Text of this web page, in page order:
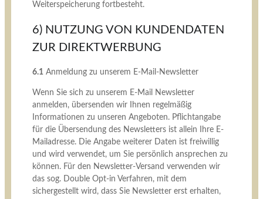
Weiterspeicherung fortbesteht.
6) NUTZUNG VON KUNDENDATEN
ZUR DIREKTWERBUNG
6.1Anmeldung zu unserem E-Mail-Newsletter
Wenn Sie sich zu unserem E-Mail Newsletter
anmelden, übersenden wir Ihnen regelmäßig
Informationen zu unseren Angeboten. Pflichtangabe
für die Übersendung des Newsletters ist allein Ihre E-
Mailadresse. Die Angabe weiterer Daten ist freiwillig
und wird verwendet, um Sie persönlich ansprechen zu
können. Für den Newsletter-Versand verwenden wir
das sog. Double Opt-in Verfahren, mit dem
sichergestellt wird, dass Sie Newsletter erst erhalten,